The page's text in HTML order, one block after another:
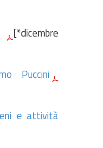
[*dicembre
Puccini
e attività